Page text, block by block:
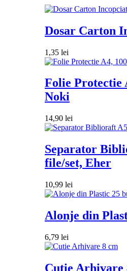
Dosar Carton
1,35 lei
Folie Protectie
Noki
14,90 lei
Separator
file/set, Eher
10,99 lei
Alonje din
6,79 lei
Cutie Arhivare